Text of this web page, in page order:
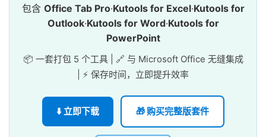
包含 Office Tab Pro·Kutools for Excel·Kutools for
Outlook·Kutools for Word·Kutools for
PowerPoint
📦 一套打包 5 个工具 | 🔗 与 Microsoft Office 无缝集成
| ⚡ 保存时间，立即提升效率
⬇️ 立即下载 🎁 购买完整版套件